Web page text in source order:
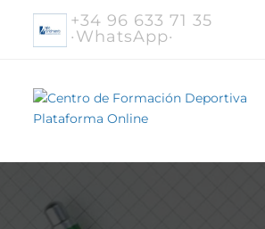
+34 96 633 71 35
·WhatsApp·